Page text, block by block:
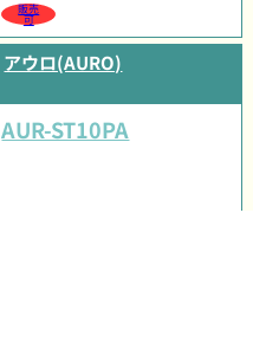
販売
可
アウロ(AURO)
AUR-ST10PA